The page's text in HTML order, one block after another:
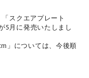
スクエアプレート
5月に発売いたしまし
」については、今後順